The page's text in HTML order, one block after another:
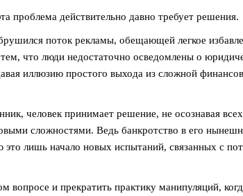
проблема действительно давно требует решения.
поток рекламы, обещающей легкое
что люди недостаточно осведомлены о
иллюзию простого выхода из сложной
человек принимает решение, не осознавая
сложностями. Ведь банкротство в его
это лишь начало новых испытаний, связанных с
вопросе и прекратить практику манипуляций,